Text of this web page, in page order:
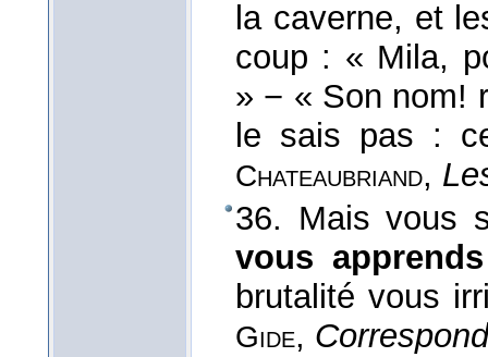
la caverne, et
coup : « Mila,
» − « Son nom!
le sais pas :
Chateaubriand,
36. Mais vous
vous apprends
brutalité vous
Gide,